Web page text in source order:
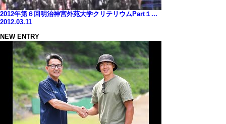
2012年第６回明治神宮外苑大学クリテリウムPart１...
2012.03.11
NEW ENTRY